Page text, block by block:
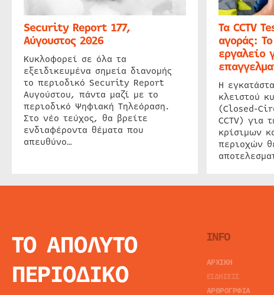
Security Report 177,
Αύγουστος 2026
Κυκλοφορεί σε όλα τα
εξειδικευμένα σημεία διανομής
το περιοδικό Security Report
Αυγούστου, πάντα μαζί με το
περιοδικό Ψηφιακή Τηλεόραση.
Στο νέο τεύχος, θα βρείτε
ενδιαφέροντα θέματα που
απευθύνο…
Τα CCTV
αγοράς:
εργαλείο
Η
κλειστού
(Closed-
CCTV) για
κρίσιμων
περιοχών
ΤΟ ΑΠΟΛΥΤΟ
ΠΕΡΙΟΔΙΚΟ
INFO
ΑΡΧΙΚΗ
ΕΙΔΗΣΕΙΣ
ΑΡΘΡΟΓΡΦΙΑ